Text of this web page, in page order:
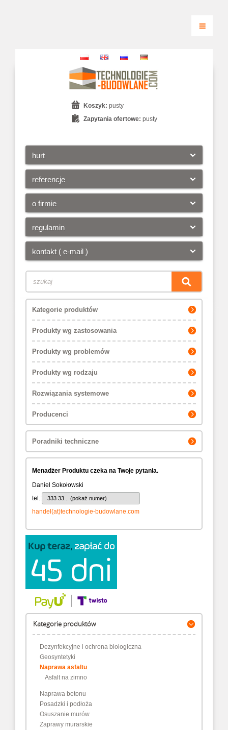
hurt
referencje
o firmie
regulamin
kontakt ( e-mail )
Koszyk: pusty
Zapytania ofertowe: pusty
Kategorie produktów
Produkty wg zastosowania
Produkty wg problemów
Produkty wg rodzaju
Rozwiązania systemowe
Producenci
Poradniki techniczne
Menadżer Produktu czeka na Twoje pytania.
Daniel Sokołowski
tel.:
333 33... (pokaż numer)
handel(at)technologie-budowlane.com
Kategorie produktów
Dezynfekcyjne i ochrona biologiczna
Geosyntetyki
Naprawa asfaltu
Asfalt na zimno
Naprawa betonu
Posadzki i podłoża
Osuszanie murów
Zaprawy murarskie